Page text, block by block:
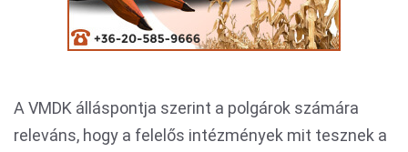
A VMDK álláspontja szerint a polgárok számára
releváns, hogy a felelős intézmények mit tesznek a